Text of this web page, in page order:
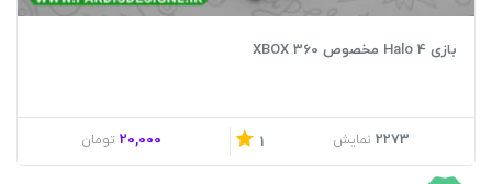
بازی Halo 4 مخصوص XBOX 360
2273 نمایش 1
20,000 تومان